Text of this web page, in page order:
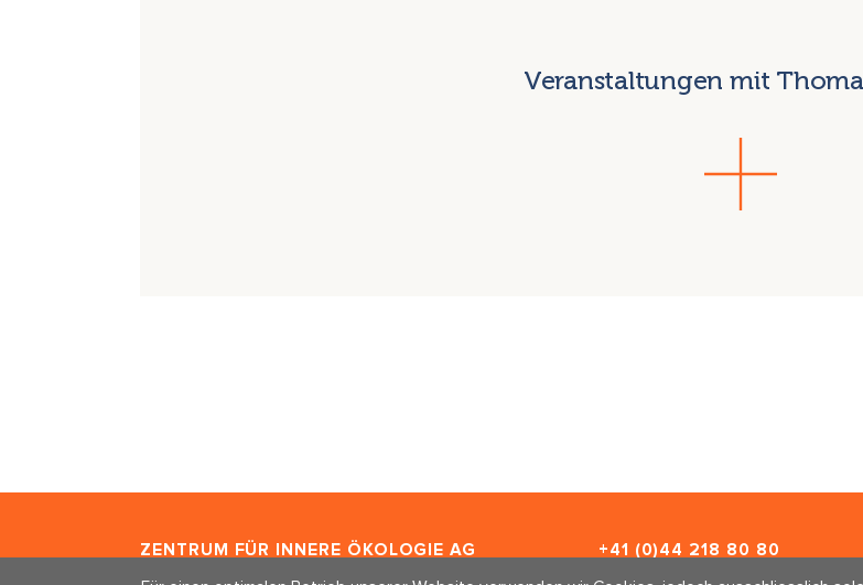
Veranstaltungen mit
ZENTRUM FÜR INNERE ÖKOLOGIE AG
+41 (0)44 218 80 80